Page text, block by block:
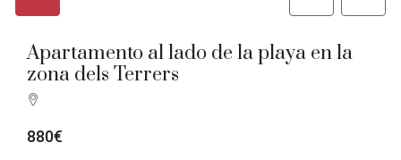
Apartamento al lado de la playa en la
zona dels Terrers
880€